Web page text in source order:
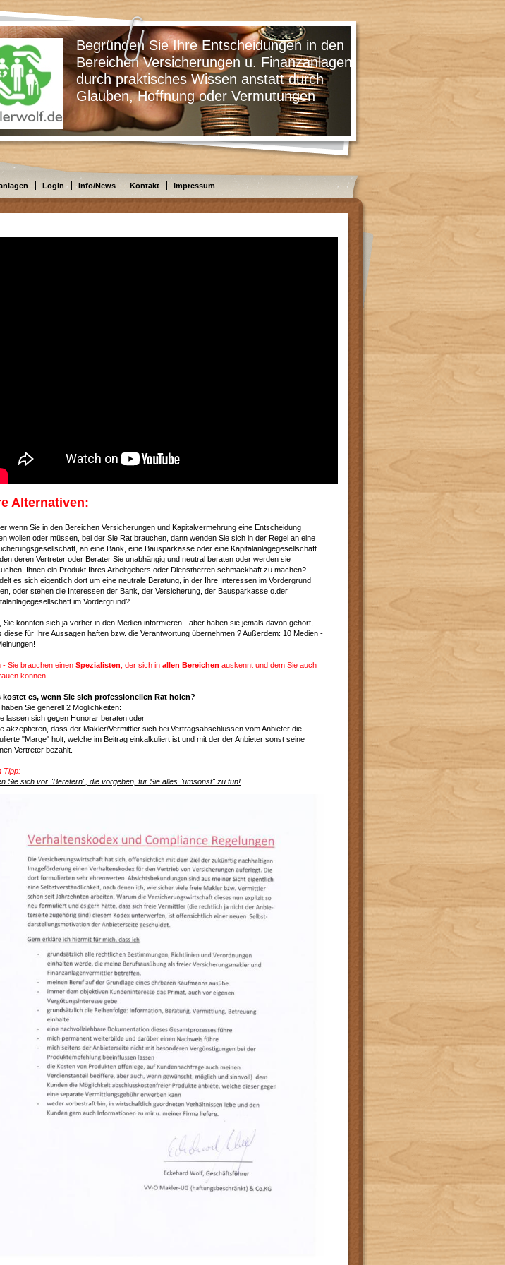
Sie Ihre Entscheidungen in den
Versicherungen u. Finanzanlagen
praktisches Wissen anstatt durch
Hoffnung oder Vermutungen
Login Info/News Kontakt Impressum
Alternativen:
wenn Sie in den Bereichen Versicherungen und Kapitalvermehrung eine Entscheidung
wollen oder müssen, bei der Sie Rat brauchen, dann wenden Sie sich in der Regel an eine
an eine Bank, eine Bausparkasse oder eine Kapitalanlagegesellschaft.
deren Vertreter oder Berater Sie unabhängig und neutral beraten oder werden sie
Ihnen ein Produkt Ihres Arbeitgebers oder Dienstherren schmackhaft zu machen?
es sich eigentlich dort um eine neutrale Beratung, in der Ihre Interessen im Vordergrund
oder stehen die Interessen der Bank, der Versicherung, der Bausparkasse o.der
im Vordergrund?
Sie könnten sich ja vorher in den Medien informieren - aber haben sie jemals davon gehört,
diese für Ihre Aussagen haften bzw. die Verantwortung übernehmen ? Außerdem: 10 Medien -
- Sie brauchen einen Spezialisten , der sich in allen Bereichen auskennt und dem Sie auch
können.
kostet es, wenn Sie sich professionellen Rat holen?
Sie generell 2 Möglichkeiten:
lassen sich gegen Honorar beraten oder
akzeptieren, dass der Makler/Vermittler sich bei Vertragsabschlüssen vom Anbieter die
"Marge" holt, welche im Beitrag einkalkuliert ist und mit der der Anbieter sonst seine
Vertreter bezahlt.
Tipp:
Sie sich vor "Beratern", die vorgeben, für Sie alles "umsonst" zu tun!